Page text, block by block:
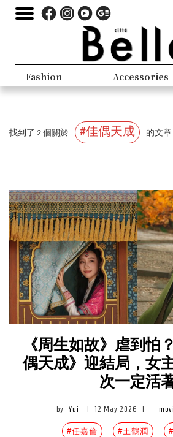
Fashion Accessories
找到了 2 個關於 #佳偶天成 的文章
《周生如故》虐到怕
偶天成》迎結局，女
次一定活
by Yui 12 May 2026
#任嘉倫 #王鶴潤